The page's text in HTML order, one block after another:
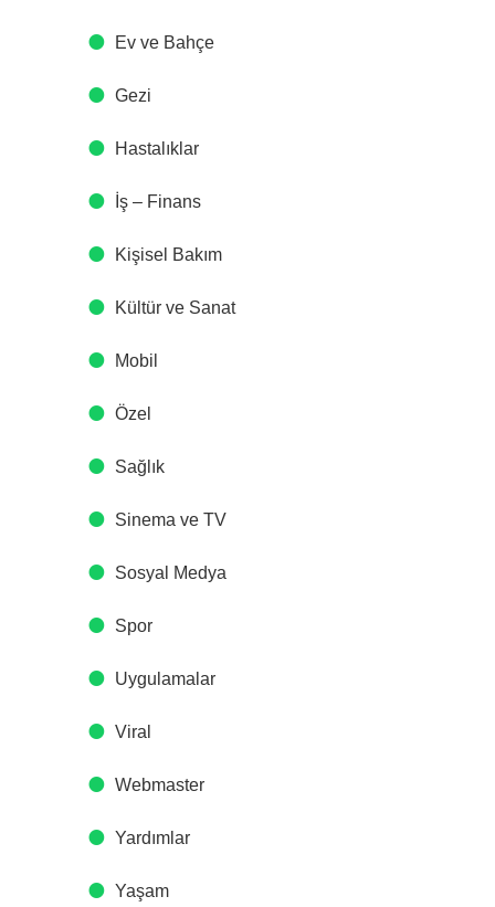
Ev ve Bahçe
Gezi
Hastalıklar
İş – Finans
Kişisel Bakım
Kültür ve Sanat
Mobil
Özel
Sağlık
Sinema ve TV
Sosyal Medya
Spor
Uygulamalar
Viral
Webmaster
Yardımlar
Yaşam